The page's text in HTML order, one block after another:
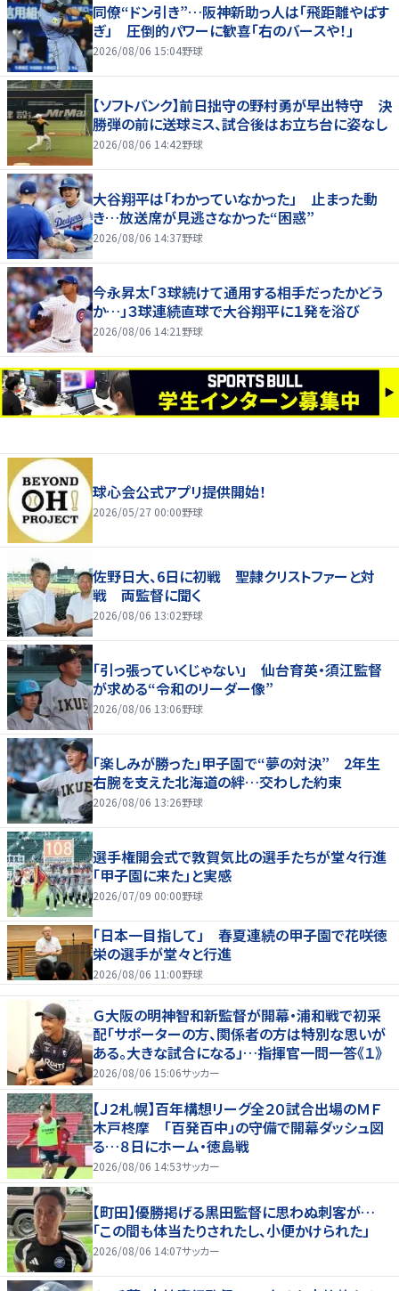
同僚“ドン引き”…阪神新助っ人は「飛距離やばす
ぎ」 圧倒的パワーに歓喜「右のバースや！」
2026/08/06 15:04野球
【ソフトバンク】前日拙守の野村勇が早出特守 決
勝弾の前に送球ミス、試合後はお立ち台に姿なし
2026/08/06 14:42野球
大谷翔平は「わかっていなかった」 止まった動
き…放送席が見逃さなかった“困惑”
2026/08/06 14:37野球
今永昇太「３球続けて通用する相手だったかどう
か…」３球連続直球で大谷翔平に１発を浴び
2026/08/06 14:21 野球
球心会公式アプリ提供開始！
2026/05/27 00:00野球
佐野日大、6日に初戦 聖隷クリストファーと対
戦 両監督に聞く
2026/08/06 13:02野球
「引っ張っていくじゃない」 仙台育英・須江監督
が求める“令和のリーダー像”
2026/08/06 13:06野球
「楽しみが勝った」甲子園で“夢の対決” 2年生
右腕を支えた北海道の絆…交わした約束
2026/08/06 13:26野球
選手権開会式で敦賀気比の選手たちが堂々行進
「甲子園に来た」と実感
2026/07/09 00:00野球
「日本一目指して」 春夏連続の甲子園で花咲徳
栄の選手が堂々と行進
2026/08/06 11:00野球
Ｇ大阪の明神智和新監督が開幕・浦和戦で初采
配「サポーターの方、関係者の方は特別な思いが
ある。大きな試合になる」…指揮官一問一答《１》
2026/08/06 15:06サッカー
【Ｊ２札幌】百年構想リーグ全２０試合出場のＭＦ
木戸柊摩 「百発百中」の守備で開幕ダッシュ図
る…８日にホーム・徳島戦
2026/08/06 14:53サッカー
【町田】優勝掲げる黒田監督に思わぬ刺客が…
「この間も体当たりされたし、小便かけられた」
2026/08/06 14:07サッカー